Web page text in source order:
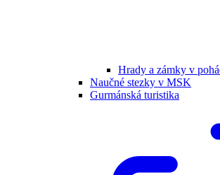
Hrady a zámky v
Naučné stezky v MSK
Gurmánská turistika